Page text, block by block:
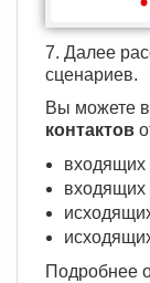
7. Далее
сценариев.
Вы можете
контактов
входящих
входящих
Подробнее